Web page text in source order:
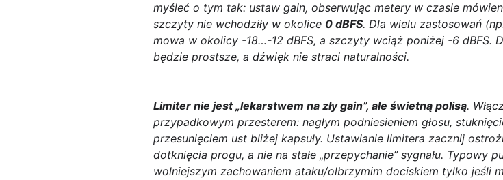
myśleć o tym tak: ustaw gain, obserwując metery w czasie
szczyty nie wchodziły w okolice 0 dBFS. Dla wielu zastosowań
mowa w okolicy -18…-12 dBFS, a szczyty wciąż poniżej -6 dBFS.
będzie prostsze, a dźwięk nie straci naturalności.
Limiter nie jest „lekarstwem na zły gain”, ale świetną polisą.
przypadkowym przesterem: nagłym podniesieniem głosu,
przesunięciem ust bliżej kapsuły. Ustawianie limitera zacznij
dotknięcia progu, a nie na stałe „przepychanie” sygnału. Typowy
wolniejszym zachowaniem ataku/olbrzymim dociskiem tylko jeśli